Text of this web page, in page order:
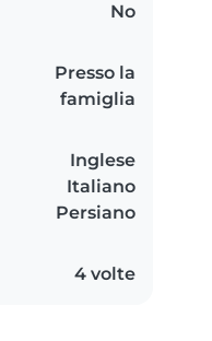
No
Presso la
famiglia
Inglese
Italiano
Persiano
4 volte